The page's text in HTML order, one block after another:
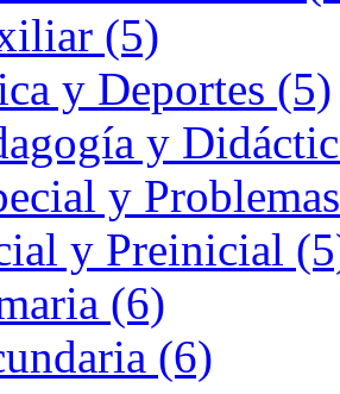
(5)
y Deportes (5)
y
y
y Preinicial
(6)
(6)